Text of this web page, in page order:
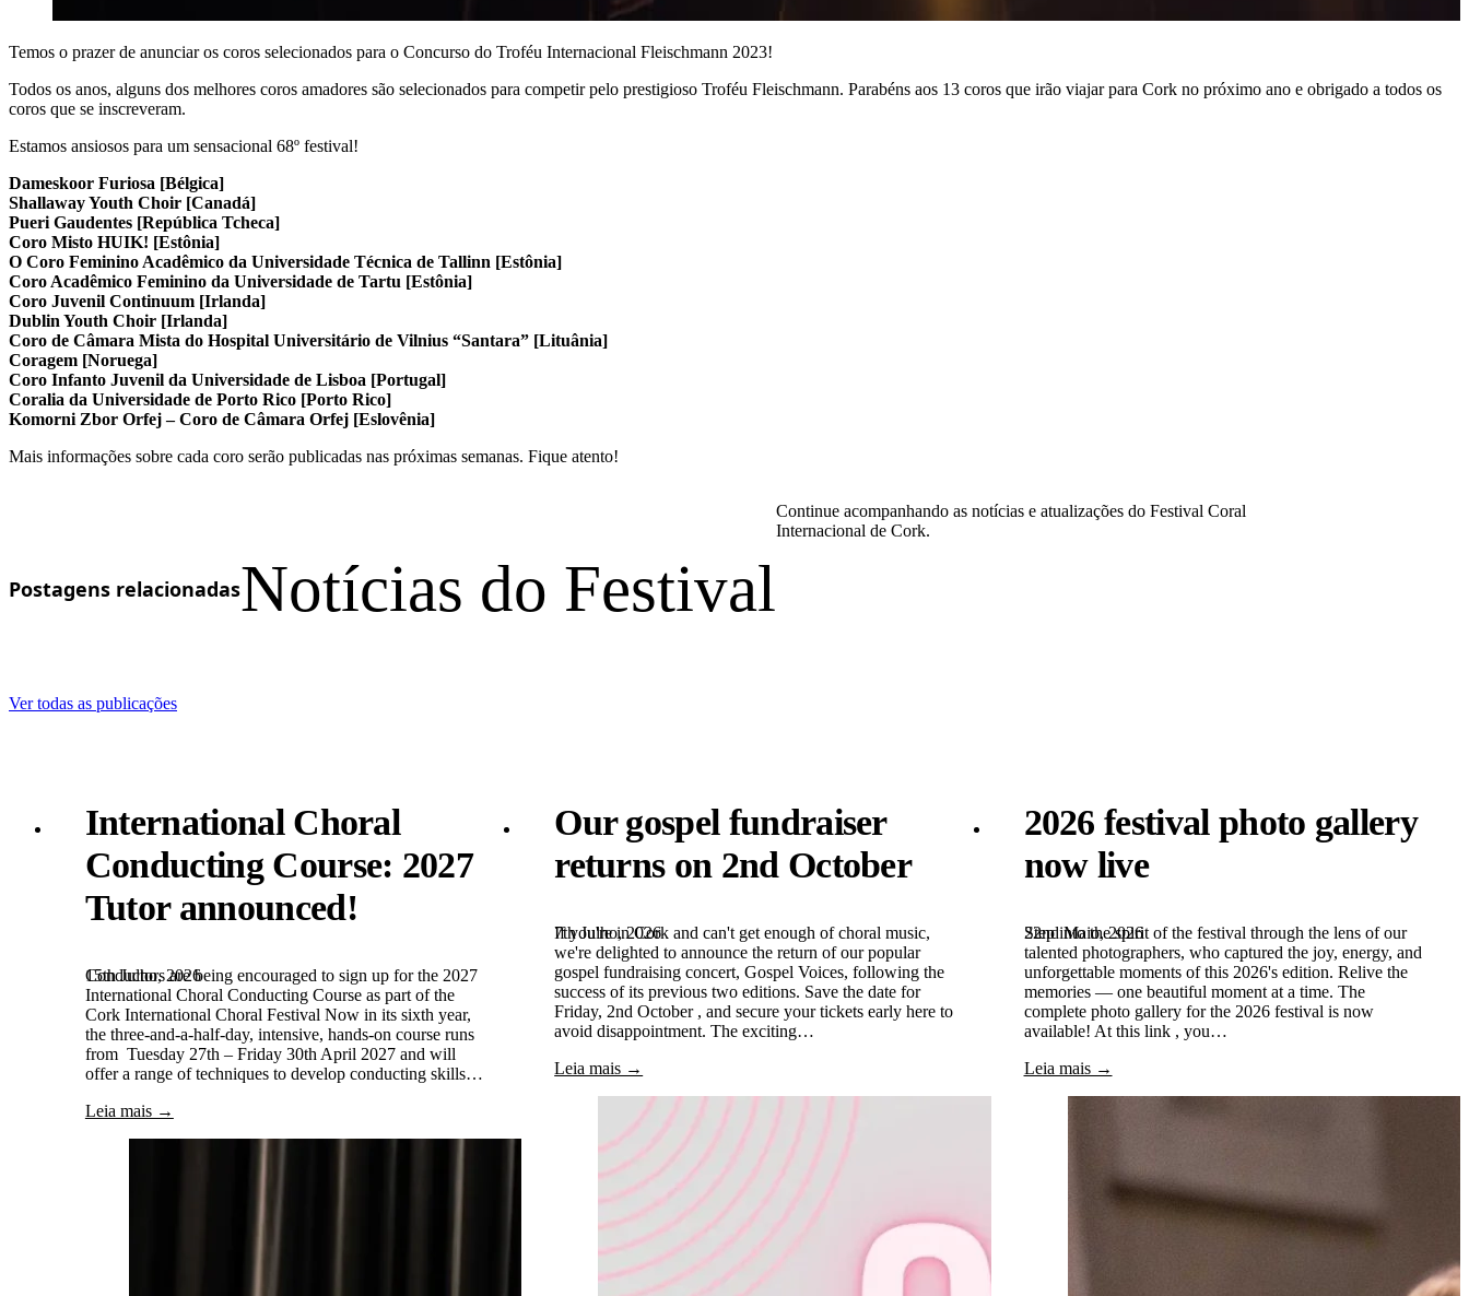
Temos o prazer de anunciar os coros selecionados para o Concurso do Troféu Internacional Fleischmann 2023!
Todos os anos, alguns dos melhores coros amadores são selecionados para competir pelo prestigioso Troféu Fleischmann. Parabéns aos 13 coros que irão viajar para Cork no próximo ano e obrigado a todos os
coros que se inscreveram.
Estamos ansiosos para um sensacional 68º festival!
Dameskoor Furiosa [Bélgica]
Shallaway Youth Choir [Canadá]
Pueri Gaudentes [República Tcheca]
Coro Misto HUIK! [Estônia]
O Coro Feminino Acadêmico da Universidade Técnica de Tallinn [Estônia]
Coro Acadêmico Feminino da Universidade de Tartu [Estônia]
Coro Juvenil Continuum [Irlanda]
Dublin Youth Choir [Irlanda]
Coro de Câmara Mista do Hospital Universitário de Vilnius “Santara” [Lituânia]
Coragem [Noruega]
Coro Infanto Juvenil da Universidade de Lisboa [Portugal]
Coralia da Universidade de Porto Rico [Porto Rico]
Komorni Zbor Orfej – Coro de Câmara Orfej [Eslovênia]
Mais informações sobre cada coro serão publicadas nas próximas semanas. Fique atento!
Postagens relacionadasNotícias do Festival
Continue acompanhando as notícias e atualizações do Festival Coral
Internacional de Cork.
Ver todas as publicações
International Choral
Conducting Course: 2027
Tutor announced!
15th Julho, 2026
Conductors are being encouraged to sign up for the 2027
International Choral Conducting Course as part of the
Cork International Choral Festival Now in its sixth year,
the three-and-a-half-day, intensive, hands-on course runs
from Tuesday 27th – Friday 30th April 2027 and will
offer a range of techniques to develop conducting skills…
Leia mais →
Our gospel fundraiser
returns on 2nd October
7th Julho, 2026
If you're in Cork and can't get enough of choral music,
we're delighted to announce the return of our popular
gospel fundraising concert, Gospel Voices, following the
success of its previous two editions. Save the date for
Friday, 2nd October , and secure your tickets early here to
avoid disappointment. The exciting…
Leia mais →
2026 festival photo gallery
now live
22nd Maio, 2026
Step into the spirit of the festival through the lens of our
talented photographers, who captured the joy, energy, and
unforgettable moments of this 2026's edition. Relive the
memories — one beautiful moment at a time. The
complete photo gallery for the 2026 festival is now
available! At this link , you…
Leia mais →